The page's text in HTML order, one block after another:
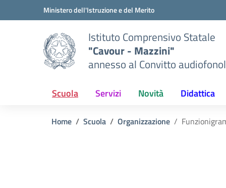
Vai ai contenuti
Vai al menu di navigazioneMinistero dell'Istruzione e del Merito
Istituto Comprensivo Statale
"Cavour - Mazzini"
annesso al Convitto
Scuola Servizi Novità Didattica
Home Scuola Organizzazione